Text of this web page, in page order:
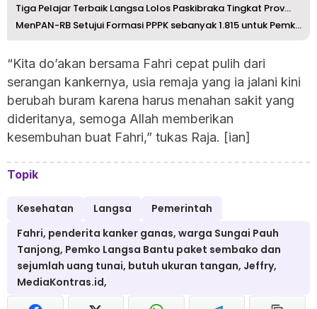
Tiga Pelajar Terbaik Langsa Lolos Paskibraka Tingkat Prov...
MenPAN-RB Setujui Formasi PPPK sebanyak 1.815 untuk Pemka...
“Kita do’akan bersama Fahri cepat pulih dari
serangan kankernya, usia remaja yang ia jalani kini
berubah buram karena harus menahan sakit yang
dideritanya, semoga Allah memberikan
kesembuhan buat Fahri,” tukas Raja. [ian]
Topik
Kesehatan Langsa
Pemerintah
Fahri, penderita kanker ganas, warga Sungai Pauh
Tanjong, Pemko Langsa Bantu paket sembako dan
sejumlah uang tunai, butuh ukuran tangan, Jeffry,
MediaKontras.id,